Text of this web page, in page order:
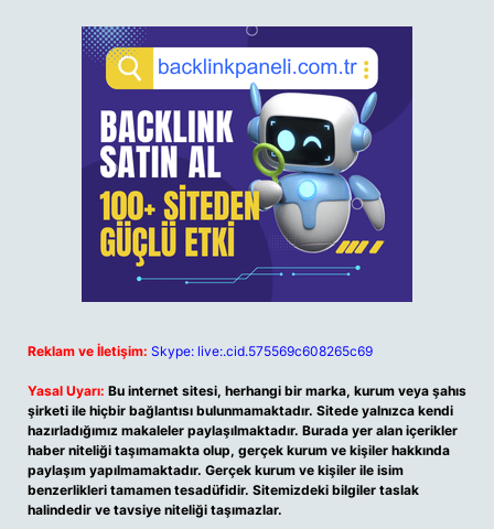
Reklam ve İletişim: Skype: live:.cid.575569c608265c69
Yasal Uyarı: Bu internet sitesi, herhangi bir marka, kurum veya şahıs
şirketi ile hiçbir bağlantısı bulunmamaktadır. Sitede yalnızca kendi
hazırladığımız makaleler paylaşılmaktadır. Burada yer alan içerikler
haber niteliği taşımamakta olup, gerçek kurum ve kişiler hakkında
paylaşım yapılmamaktadır. Gerçek kurum ve kişiler ile isim
benzerlikleri tamamen tesadüfidir. Sitemizdeki bilgiler taslak
halindedir ve tavsiye niteliği taşımazlar.